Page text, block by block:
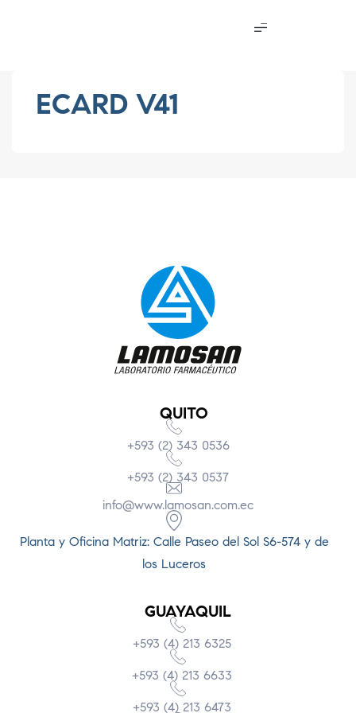
ECARD V41
QUITO
+593 (2) 343 0536
+593 (2) 343 0537
info@www.lamosan.com.ec
Planta y Oficina Matriz: Calle Paseo del Sol S6-574 y de
los Luceros
GUAYAQUIL
+593 (4) 213 6325
+593 (4) 213 6633
+593 (4) 213 6473